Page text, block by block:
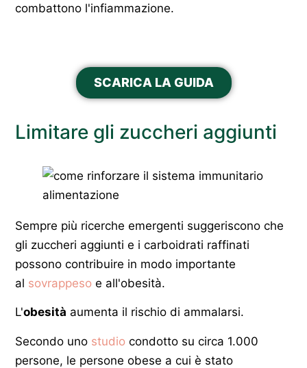
combattono l'infiammazione.
SCARICA LA GUIDA
Limitare gli zuccheri aggiunti
Sempre più ricerche emergenti suggeriscono che
gli zuccheri aggiunti e i carboidrati raffinati
possono contribuire in modo importante
al sovrappeso e all'obesità.
L'obesità aumenta il rischio di ammalarsi.
Secondo uno studio condotto su circa 1.000
persone, le persone obese a cui è stato